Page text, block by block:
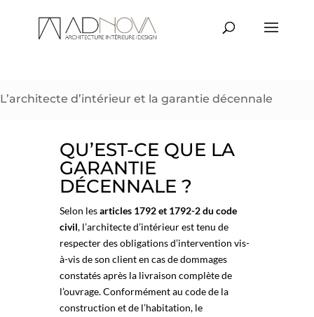
L’architecte d’intérieur et la garantie décennale
QU’EST-CE QUE LA
GARANTIE
DÉCENNALE ?
Selon lesarticles 1792 et 1792-2 du code
civil, l’architecte d’intérieur est tenu de
respecter des obligations d’intervention vis-
à-vis de son client en cas de dommages
constatés après la livraison complète de
l’ouvrage. Conformément au code de la
construction et de l’habitation, le